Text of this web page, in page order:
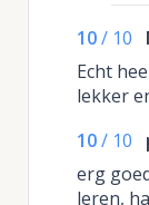
10/ 10
Echt
lekker
10/ 10
erg
leren,